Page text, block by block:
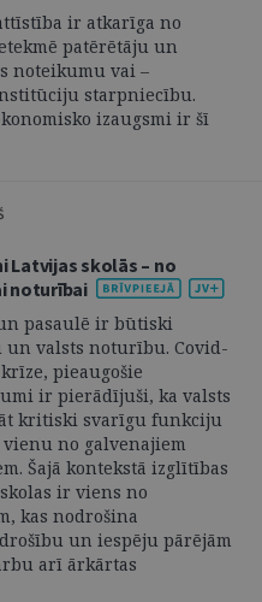
ir atkarīga no
patērētāju un
noteikumu vai –
starpniecību.
izaugsmi ir šī
Latvijas skolās – no
noturībai
pasaulē ir būtiski
valsts noturību. Covid-
pieaugošie
ir pierādījuši, ka valsts
kritiski svarīgu funkciju
no galvenajiem
Šajā kontekstā izglītības
ir viens no
kas nodrošina
un iespēju pārējām
arī ārkārtas